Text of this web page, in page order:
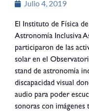
Julio 4, 2019
El Instituto de Física
Astronomía Inclusiva
participaron de las
solar en el
stand de astronomía
discapacidad visual
audio para poder
sonoras con imágenes